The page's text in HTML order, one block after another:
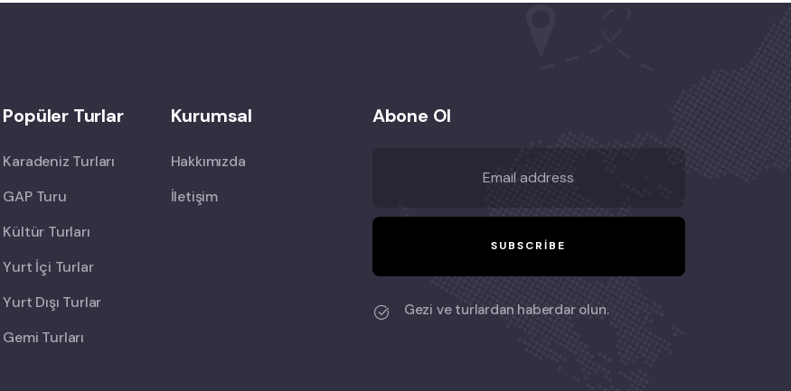
Popüler Turlar
Karadeniz Turları
GAP Turu
Kültür Turları
Yurt İçi Turlar
Yurt Dışı Turlar
Gemi Turları
Kurumsal
Hakkımızda
İletişim
Abone Ol
Gezi ve turlardan haberdar olun.